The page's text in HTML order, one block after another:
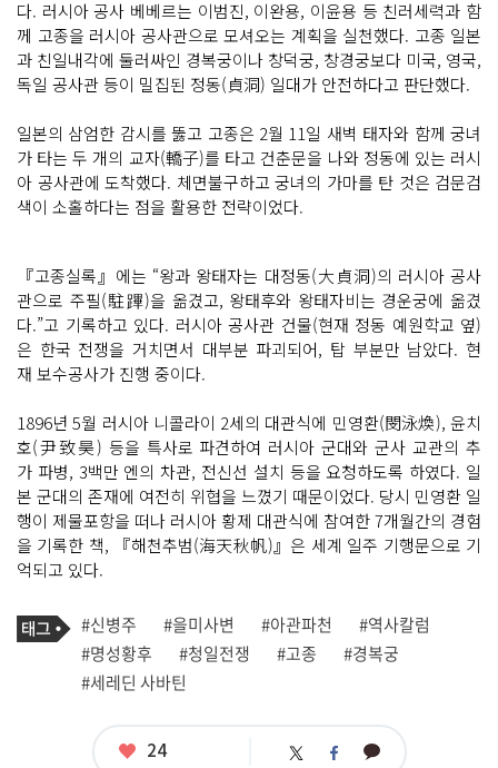
다. 러시아 공사 베베르는 이범진, 이완용, 이윤용 등 친러세력과 함
께 고종을 러시아 공사관으로 모셔오는 계획을 실천했다. 고종 일본
과 친일내각에 둘러싸인 경복궁이나 창덕궁, 창경궁보다 미국, 영국,
독일 공사관 등이 밀집된 정동(貞洞) 일대가 안전하다고 판단했다.
일본의 삼엄한 감시를 뚫고 고종은 2월 11일 새벽 태자와 함께 궁녀
가 타는 두 개의 교자(轎子)를 타고 건춘문을 나와 정동에 있는 러시
아 공사관에 도착했다. 체면불구하고 궁녀의 가마를 탄 것은 검문검
색이 소홀하다는 점을 활용한 전략이었다.
『고종실록』에는 “왕과 왕태자는 대정동(大貞洞)의 러시아 공사
관으로 주필(駐蹕)을 옮겼고, 왕태후와 왕태자비는 경운궁에 옮겼
다.”고 기록하고 있다. 러시아 공사관 건물(현재 정동 예원학교 옆)
은 한국 전쟁을 거치면서 대부분 파괴되어, 탑 부분만 남았다. 현
재 보수공사가 진행 중이다.
1896년 5월 러시아 니콜라이 2세의 대관식에 민영환(閔泳煥), 윤치
호(尹致昊) 등을 특사로 파견하여 러시아 군대와 군사 교관의 추
가 파병, 3백만 엔의 차관, 전신선 설치 등을 요청하도록 하였다. 일
본 군대의 존재에 여전히 위협을 느꼈기 때문이었다. 당시 민영환 일
행이 제물포항을 떠나 러시아 황제 대관식에 참여한 7개월간의 경험
을 기록한 책, 『해천추범(海天秋帆)』은 세계 일주 기행문으로 기
억되고 있다.
기
사
관
련
태
태
그
#신병주 #을미사변 #아관파천
#역사칼럼
#명성황후
#청일전쟁 #고종
#경복궁
#세레딘 사바틴
좋
24 트 페 카